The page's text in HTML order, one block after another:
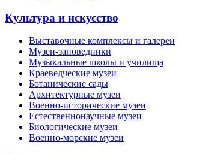
Культура и искусство
Выставочные комплексы и галереи
Музеи-заповедники
Музыкальные школы и училища
Краеведческие музеи
Ботанические сады
Архитектурные музеи
Военно-исторические музеи
Естественнонаучные музеи
Биологические музеи
Военно-морские музеи